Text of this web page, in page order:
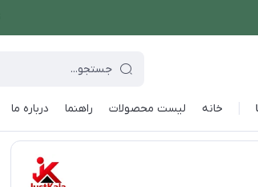
خانه لیست محصولات راهنما درباره ما
فهرست محصولات / پاکت جاروبرقی بوش مدل G-ALL